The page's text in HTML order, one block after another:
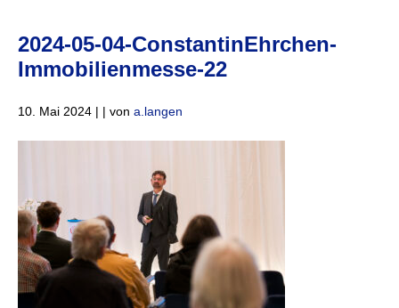
2024-05-04-ConstantinEhrchen-
Immobilienmesse-22
10. Mai 2024 | | von a.langen